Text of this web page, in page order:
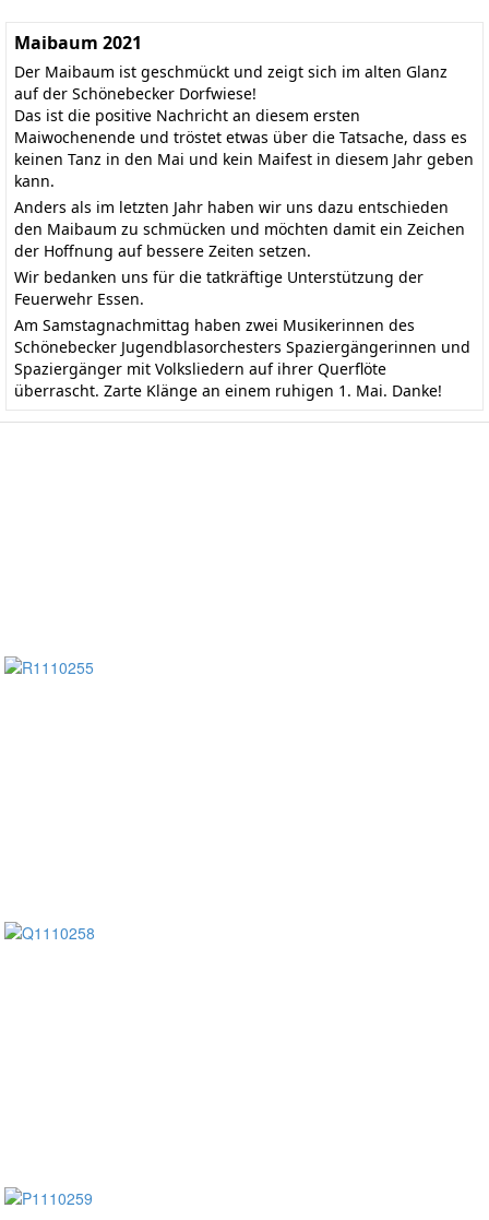
Maibaum 2021
Der Maibaum ist geschmückt und zeigt sich im alten Glanz
auf der Schönebecker Dorfwiese!
Das ist die positive Nachricht an diesem ersten
Maiwochenende und tröstet etwas über die Tatsache, dass es
keinen Tanz in den Mai und kein Maifest in diesem Jahr geben
kann.
Anders als im letzten Jahr haben wir uns dazu entschieden
den Maibaum zu schmücken und möchten damit ein Zeichen
der Hoffnung auf bessere Zeiten setzen.
Wir bedanken uns für die tatkräftige Unterstützung der
Feuerwehr Essen.
Am Samstagnachmittag haben zwei Musikerinnen des
Schönebecker Jugendblasorchesters Spaziergängerinnen und
Spaziergänger mit Volksliedern auf ihrer Querflöte
überrascht. Zarte Klänge an einem ruhigen 1. Mai. Danke!